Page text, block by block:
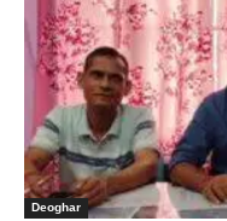
Deoghar